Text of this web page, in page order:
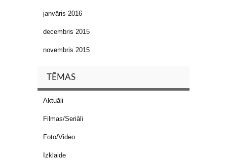
janvāris 2016
decembris 2015
novembris 2015
TĒMAS
Aktuāli
Filmas/Seriāli
Foto/Video
Izklaide